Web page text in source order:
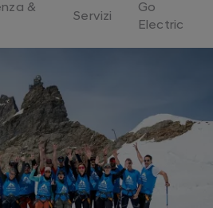
&
Servizi
Go
Electric